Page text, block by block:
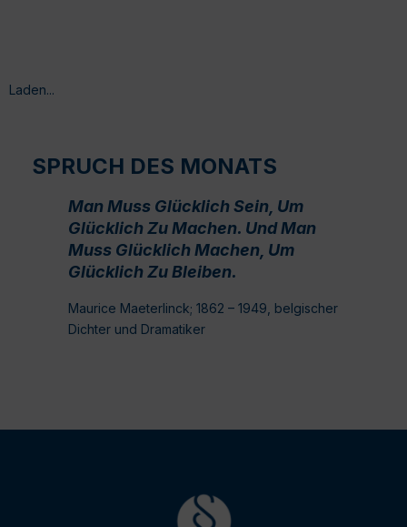
Laden...
SPRUCH DES MONATS
Man Muss Glücklich Sein, Um
Glücklich Zu Machen. Und Man
Muss Glücklich Machen, Um
Glücklich Zu Bleiben.
Maurice Maeterlinck; 1862 – 1949, belgischer
Dichter und Dramatiker